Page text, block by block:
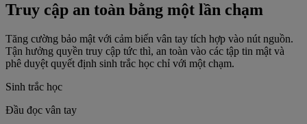
Truy cập an toàn bằng một lần chạm
Tăng cường bảo mật với cảm biến vân tay tích hợp vào nút nguồn.
Tận hưởng quyền truy cập tức thì, an toàn vào các tập tin mật và
phê duyệt quyết định sinh trắc học chỉ với một chạm.
Sinh trắc học
Đầu đọc vân tay